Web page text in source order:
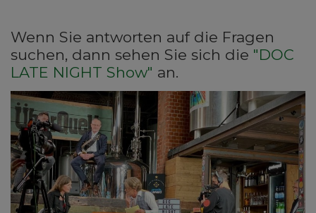
Wenn Sie antworten auf die Fragen
suchen, dann sehen Sie sich die "DOC
LATE NIGHT Show" an.